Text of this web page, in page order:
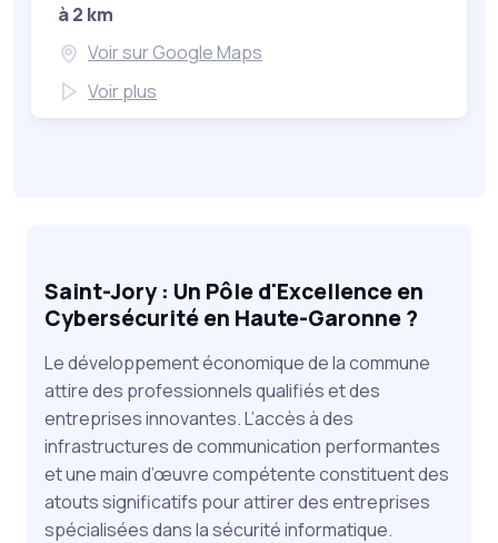
à 2 km
Voir sur Google Maps
Voir plus
Saint-Jory : Un Pôle d'Excellence en
Cybersécurité en Haute-Garonne ?
Le développement économique de la commune
attire des professionnels qualifiés et des
entreprises innovantes. L’accès à des
infrastructures de communication performantes
et une main d’œuvre compétente constituent des
atouts significatifs pour attirer des entreprises
spécialisées dans la sécurité informatique.